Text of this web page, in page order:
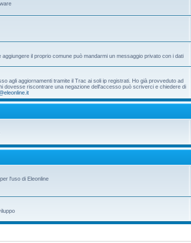
il proprio comune può mandarmi un messaggio privato con i dati
agli aggiornamenti tramite il Trac ai soli ip registrati. Ho già provveduto ad
dovesse riscontrare una negazione dell'accesso può scriverci e chiedere di
l'uso di Eleonline